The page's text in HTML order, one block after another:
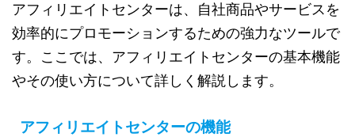
アフィリエイトセンターは、自社商品やサービスを
効率的にプロモーションするための強力なツールで
す。ここでは、アフィリエイトセンターの基本機能
やその使い方について詳しく解説します。
アフィリエイトセンターの機能